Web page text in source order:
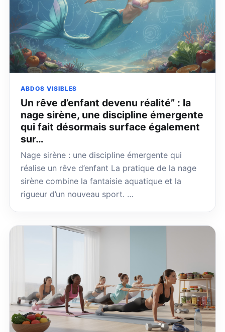
ABDOS VISIBLES
Un rêve d’enfant devenu réalité” : la
nage sirène, une discipline émergente
qui fait désormais surface également
sur…
Nage sirène : une discipline émergente qui
réalise un rêve d’enfant La pratique de la nage
sirène combine la fantaisie aquatique et la
rigueur d’un nouveau sport. …